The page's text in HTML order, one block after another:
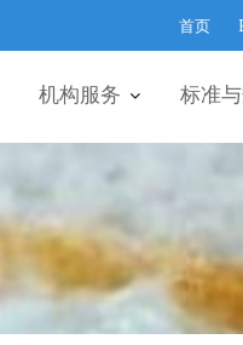
首页
机构服务 标准